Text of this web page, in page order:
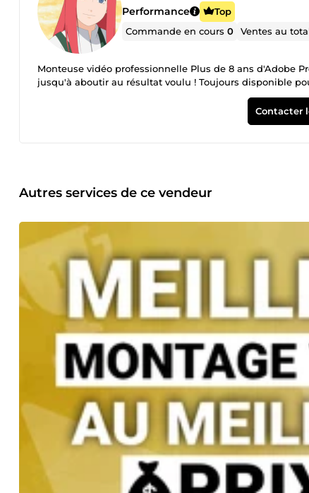
Performance
Top
Commande en cours0 Ventes au
Monteuse vidéo professionnelle Plus de 8 ans d'Adobe
jusqu'à aboutir au résultat voulu ! Toujours disponible
Contacter
Autres services de ce vendeur